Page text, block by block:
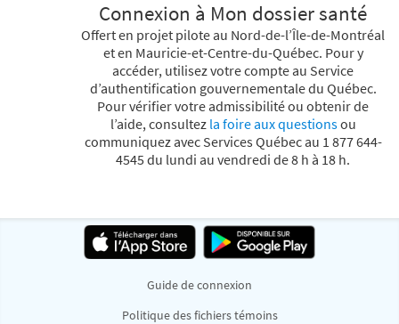
Connexion à Mon dossier santé
Offert en projet pilote au Nord-de-l’Île-de-Montréal
et en Mauricie-et-Centre-du-Québec. Pour y
accéder, utilisez votre compte au Service
d’authentification gouvernementale du Québec.
Pour vérifier votre admissibilité ou obtenir de
l’aide, consultez la foire aux questionsou
communiquez avec Services Québec au 1 877 644-
4545 du lundi au vendredi de 8 h à 18 h.
Guide de connexion
Politique des fichiers témoins